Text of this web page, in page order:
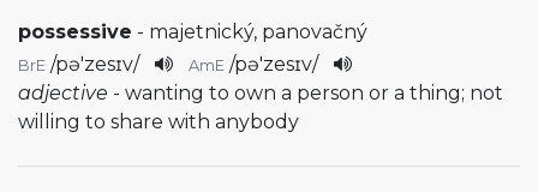
possessive - majetnický, panovačný
BrE /pə'zesɪv/ AmE /pə'zesɪv/
adjective - wanting to own a person or a thing; not
willing to share with anybody